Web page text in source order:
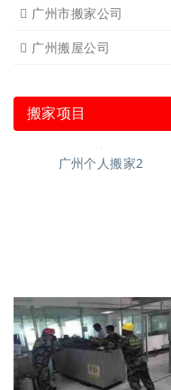
广州市搬家公司
广州搬屋公司
搬家项目
广州个人搬家2